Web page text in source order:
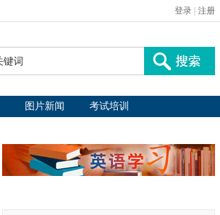
登录 注册
图片新闻 考试培训